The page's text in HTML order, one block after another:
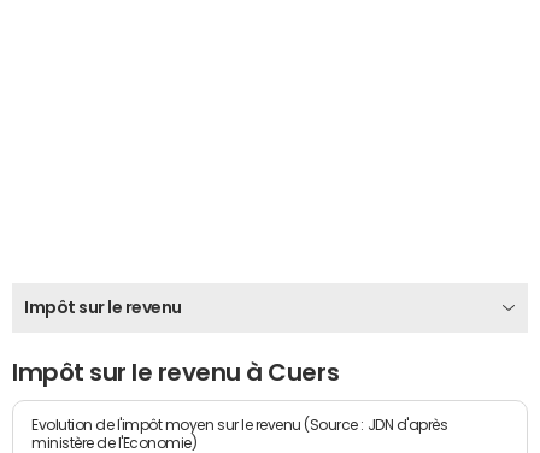
Impôt sur le revenu
Impôt sur le revenu à Cuers
Evolution de l'impôt moyen sur le revenu (Source : JDN d'après
ministère de l'Economie)